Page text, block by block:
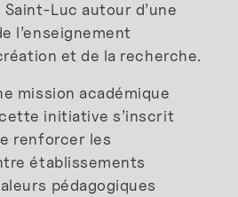
Luc autour d’une
l’enseignement
et de la recherche.
mission académique
initiative s’inscrit
renforcer les
établissements
pédagogiques